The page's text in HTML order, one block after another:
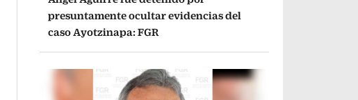
presuntamente ocultar evidencias del
caso Ayotzinapa: FGR